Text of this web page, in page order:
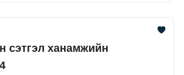
сэтгэл ханамжийн